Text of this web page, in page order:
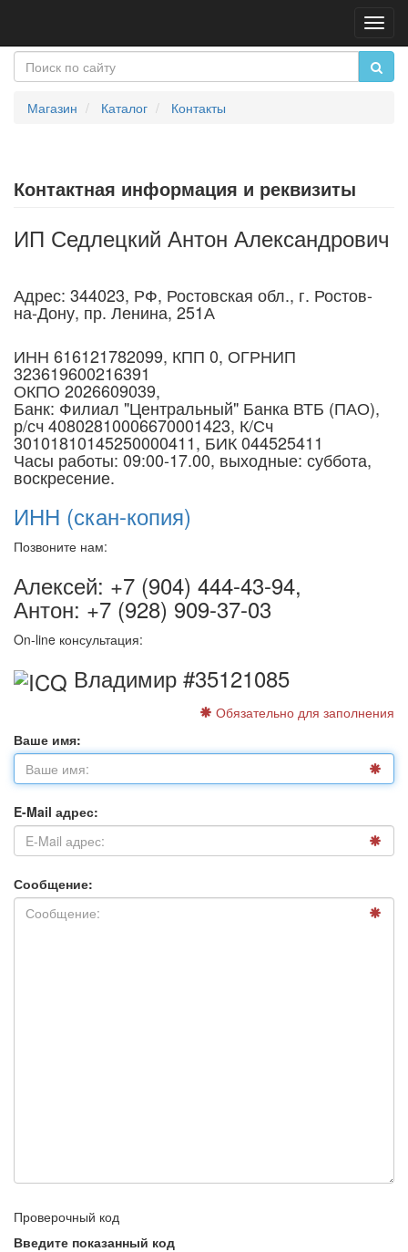
Магазин Каталог Контакты
Контактная информация и реквизиты
ИП Седлецкий Антон Александрович
Адрес: 344023, РФ, Ростовская обл., г. Ростов-
на-Дону, пр. Ленина, 251А
ИНН 616121782099, КПП 0, ОГРНИП
323619600216391
ОКПО 2026609039,
Банк: Филиал "Центральный" Банка ВТБ (ПАО),
р/сч 40802810006670001423, К/Сч
30101810145250000411, БИК 044525411
Часы работы: 09:00-17.00, выходные: суббота,
воскресение.
ИНН (скан-копия)
Позвоните нам:
Алексей: +7 (904) 444-43-94,
Антон: +7 (928) 909-37-03
On-line консультация:
Владимир #35121085
Обязательно для заполнения
Ваше имя:
E-Mail адрес:
Сообщение:
Проверочный код
Введите показанный код